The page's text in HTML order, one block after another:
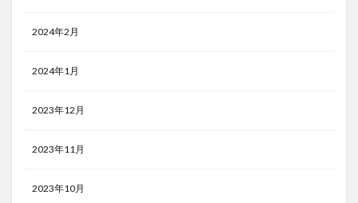
2024年2月
2024年1月
2023年12月
2023年11月
2023年10月